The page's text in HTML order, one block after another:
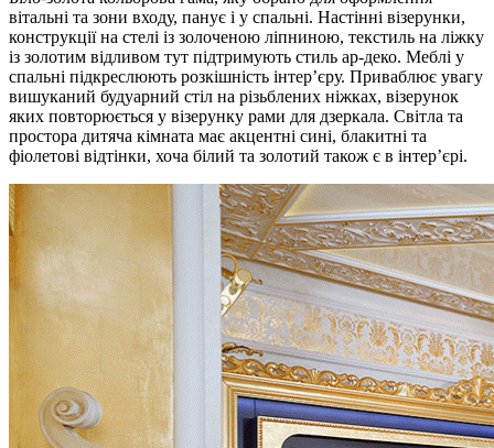
вітальні та зони входу, панує і у спальні. Настінні візерунки,
конструкції на стелі із золоченою ліпниною, текстиль на ліжку
із золотим відливом тут підтримують стиль ар-деко. Меблі у
спальні підкреслюють розкішність інтер’єру. Приваблює увагу
вишуканий будуарний стіл на різьблених ніжках, візерунок
яких повторюється у візерунку рами для дзеркала. Світла та
простора дитяча кімната має акцентні сині, блакитні та
фіолетові відтінки, хоча білий та золотий також є в інтер’єрі.